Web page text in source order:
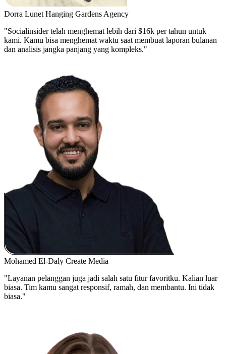
Dorra Lunet Hanging Gardens Agency
"Socialinsider telah menghemat lebih dari $16k per tahun untuk
kami. Kamu bisa menghemat waktu saat membuat laporan bulanan
dan analisis jangka panjang yang kompleks."
Mohamed El-Daly Create Media
"Layanan pelanggan juga jadi salah satu fitur favoritku. Kalian luar
biasa. Tim kamu sangat responsif, ramah, dan membantu. Ini tidak
biasa."